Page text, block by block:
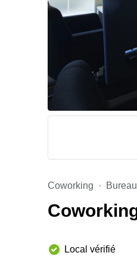
Coworking Bureau
Local vérifié